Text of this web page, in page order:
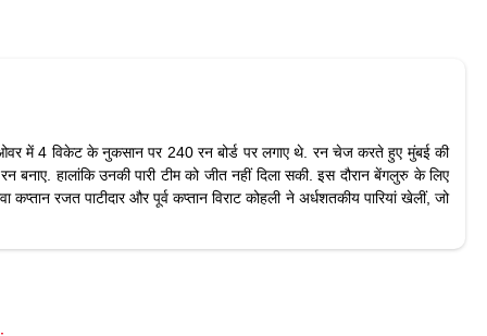
में 4 विकेट के नुकसान पर 240 रन बोर्ड पर लगाए थे. रन चेज करते हुए मुंबई की
हालांकि उनकी पारी टीम को जीत नहीं दिला सकी. इस दौरान बेंगलुरु के लिए
रजत पाटीदार और पूर्व कप्तान विराट कोहली ने अर्धशतकीय पारियां खेलीं, जो